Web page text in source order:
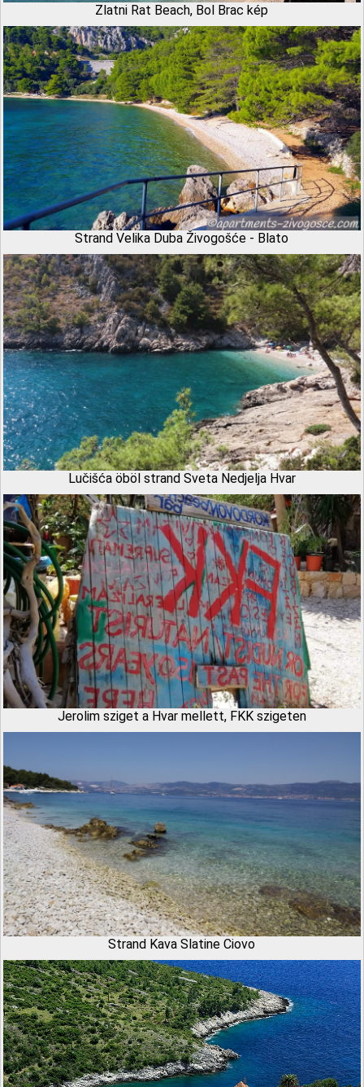
Zlatni Rat Beach, Bol Brac kép
Strand Velika Duba Živogošće - Blato
Lučišća öböl strand Sveta Nedjelja Hvar
Jerolim sziget a Hvar mellett, FKK szigeten
Strand Kava Slatine Ciovo